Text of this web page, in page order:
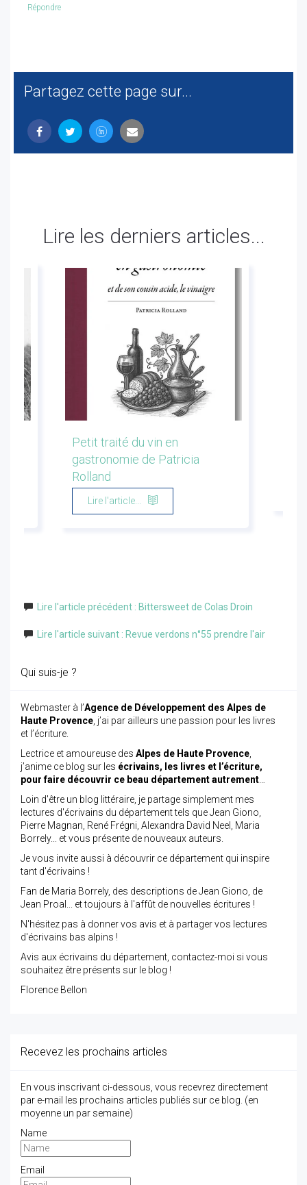
Répondre
Partagez cette page sur...
Lire les derniers articles...
Petit traité du vin en
gastronomie de Patricia
Rolland
Lire l'article...
Lire l'article précédent : Bittersweet de Colas Droin
Lire l'article suivant : Revue verdons n°55 prendre l'air
Qui suis-je ?
Webmaster à l’Agence de Développement des Alpes de
Haute Provence , j’ai par ailleurs une passion pour les livres
et l’écriture.
Lectrice et amoureuse des Alpes de Haute Provence
j’anime ce blog sur les écrivains, les livres et l’écriture,
pour faire découvrir ce beau département autrement
Loin d'être un blog littéraire, je partage simplement mes
lectures d'écrivains du département tels que Jean Giono,
Pierre Magnan, René Frégni, Alexandra David Neel, Maria
Borrely... et vous présente de nouveaux auteurs.
Je vous invite aussi à découvrir ce département qui inspire
tant d'écrivains !
Fan de Maria Borrely, des descriptions de Jean Giono, de
Jean Proal... et toujours à l'affût de nouvelles écritures !
N'hésitez pas à donner vos avis et à partager vos lectures
d'écrivains bas alpins !
Avis aux écrivains du département, contactez-moi si vous
souhaitez être présents sur le blog !
Florence Bellon
Recevez les prochains articles
En vous inscrivant ci-dessous, vous recevrez directement
par e-mail les prochains articles publiés sur ce blog. (en
moyenne un par semaine)
Name
Email